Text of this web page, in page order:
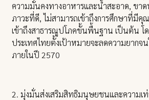
ความมั่นคงทางอาหารและน้ำสะอาด, ขา
ภาวะที่ดี, ไม่สามารถเข้าถึงการศึกษาที่มีคุ
เข้าถึงสาธารณูปโภคขั้นพื้นฐาน เป็นต้น โ
ประเทศไทยตั้งเป้าหมายจะลดความยากจ
ภายในปี 2570
2. มุ่งมั่นส่งเสริมสิทธิมนุษยชนและความเ